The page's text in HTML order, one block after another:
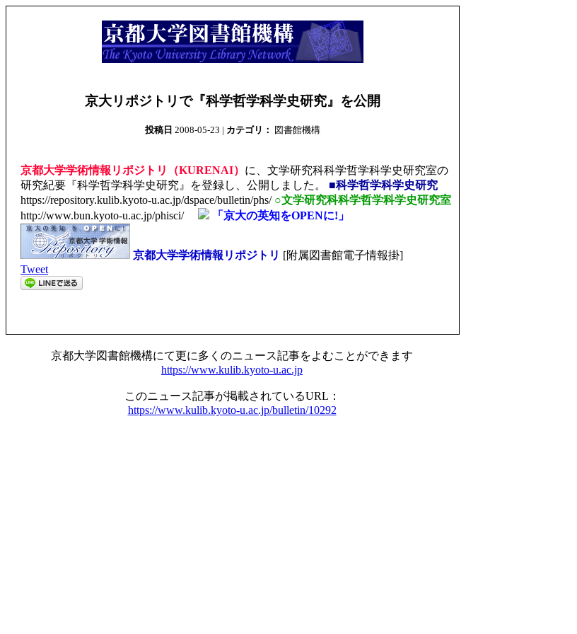
京大リポジトリで『科学哲学科学史研究』を公開
投稿日 2008-05-23 | カテゴリ： 図書館機構
京都大学学術情報リポジトリ（KURENAI） に、文学研究科科学哲学科学史研究室の
研究紀要『科学哲学科学史研究』を登録し、公開しました。 ■科学哲学科学史研究
https://repository.kulib.kyoto-u.ac.jp/dspace/bulletin/phs/ ○文学研究科科学哲学科学史研究室
http://www.bun.kyoto-u.ac.jp/phisci/
「京大の英知をOPENに!」
京都大学学術情報リポジトリ [附属図書館電子情報掛]
Tweet
京都大学図書館機構にて更に多くのニュース記事をよむことができます
https://www.kulib.kyoto-u.ac.jp
このニュース記事が掲載されているURL：
https://www.kulib.kyoto-u.ac.jp/bulletin/10292